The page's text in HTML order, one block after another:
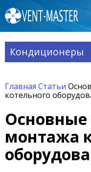
Главная Статьи
котельного
Основные
монтажа
Кондиционеры